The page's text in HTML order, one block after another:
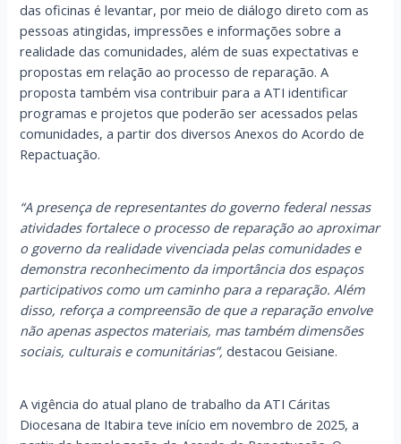
das oficinas é levantar, por meio de diálogo direto com as
pessoas atingidas, impressões e informações sobre a
realidade das comunidades, além de suas expectativas e
propostas em relação ao processo de reparação. A
proposta também visa contribuir para a ATI identificar
programas e projetos que poderão ser acessados pelas
comunidades, a partir dos diversos Anexos do Acordo de
Repactuação.
“A presença de representantes do governo federal nessas
atividades fortalece o processo de reparação ao aproximar
o governo da realidade vivenciada pelas comunidades e
demonstra reconhecimento da importância dos espaços
participativos como um caminho para a reparação. Além
disso, reforça a compreensão de que a reparação envolve
não apenas aspectos materiais, mas também dimensões
sociais, culturais e comunitárias”, destacou Geisiane.
A vigência do atual plano de trabalho da ATI Cáritas
Diocesana de Itabira teve início em novembro de 2025, a